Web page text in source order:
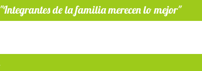
"Integrantes de la familia merecen lo mejor"